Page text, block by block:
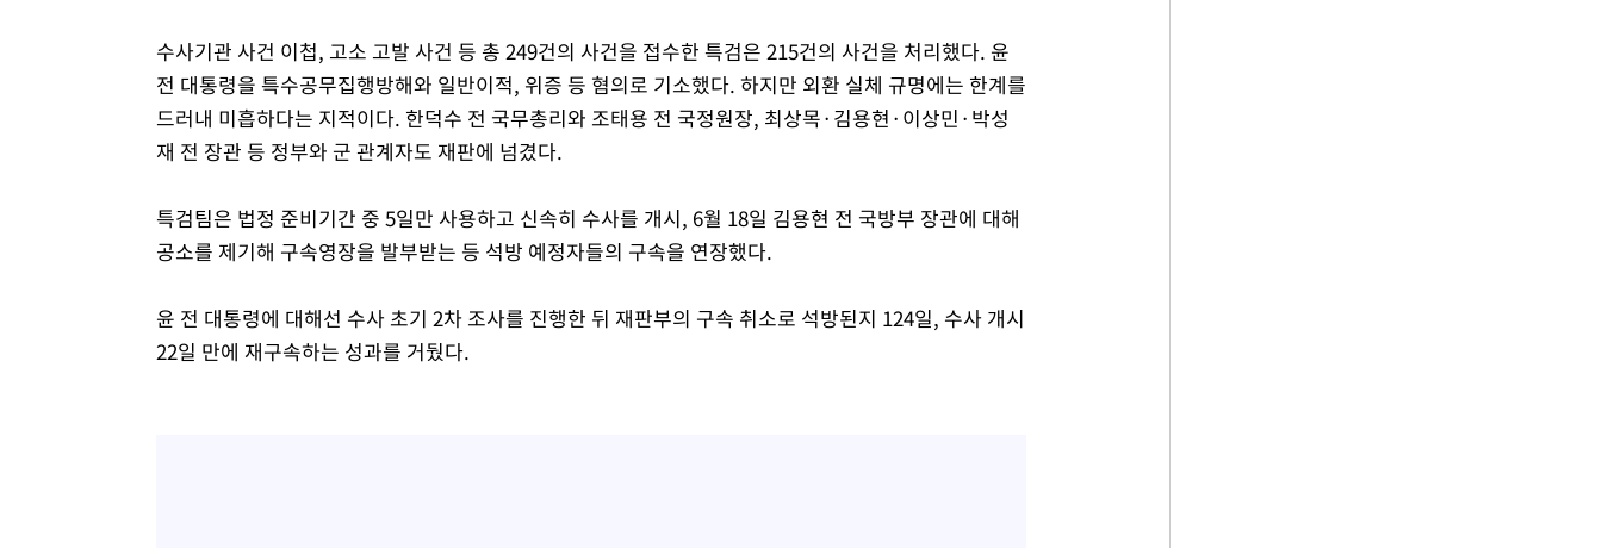
수사기관 사건 이첩, 고소 고발 사건 등 총 249건의 사건을 접수한 특검은 215건의 사건을 처리했다. 윤
전 대통령을 특수공무집행방해와 일반이적, 위증 등 혐의로 기소했다. 하지만 외환 실체 규명에는 한계를
드러내 미흡하다는 지적이다. 한덕수 전 국무총리와 조태용 전 국정원장, 최상목·김용현·이상민·박성
재 전 장관 등 정부와 군 관계자도 재판에 넘겼다.
특검팀은 법정 준비기간 중 5일만 사용하고 신속히 수사를 개시, 6월 18일 김용현 전 국방부 장관에 대해
공소를 제기해 구속영장을 발부받는 등 석방 예정자들의 구속을 연장했다.
윤 전 대통령에 대해선 수사 초기 2차 조사를 진행한 뒤 재판부의 구속 취소로 석방된지 124일, 수사 개시
22일 만에 재구속하는 성과를 거뒀다.